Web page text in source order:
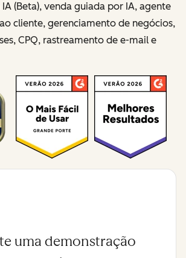
(Beta), venda guiada por IA, agente
cliente, gerenciamento de negócios,
CPQ, rastreamento de e-mail e
uma demonstração